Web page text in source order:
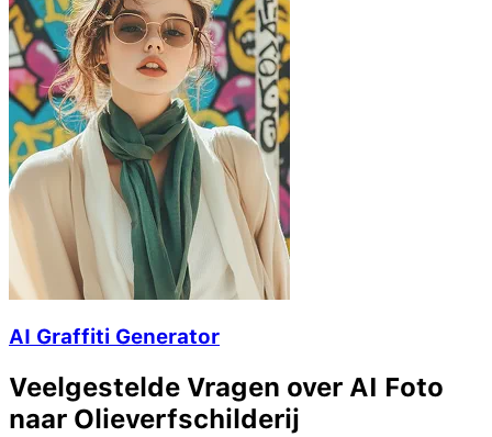
AI Graffiti Generator
Veelgestelde Vragen over AI Foto
naar Olieverfschilderij